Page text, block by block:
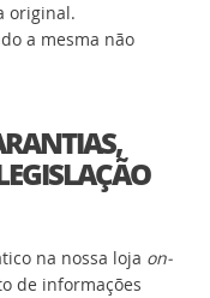
original.
a mesma não
na nossa loja on-
de informações